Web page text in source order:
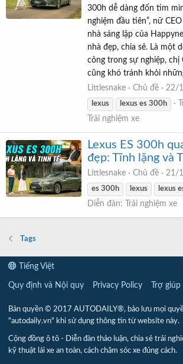
300h dễ dàng đốn tim
nghiệm đầu tiên”, nữ
nhà sáng lập của
nhà đẹp, chia sẻ. Là một
công trong sự nghiệp, chị
cũng khó tránh khỏi
Littlesnake
Chủ đề 22/
lexus
lexus es 300h
Trải nghiệm xe
Lexus ES 300h
đẹp: Tĩnh lặng và
Littlesnake Chủ đề 21/
es 300h lexus lexus
Diễn đàn:
Trải nghiệm xe
Tags
Tiếng Việt
Quy định và Nội quy Privacy Policy Trợ giúp
Bản quyền © 2017 AUTODAILY®, bảo lưu mọi
"autodaily.vn" khi sử dụng thông tin từ website này.
Cộng đồng ô tô - Diễn đàn thảo luận, chia sẻ trải
kỹ thuật lái xe an toàn, cách chăm sóc xe đúng cách.